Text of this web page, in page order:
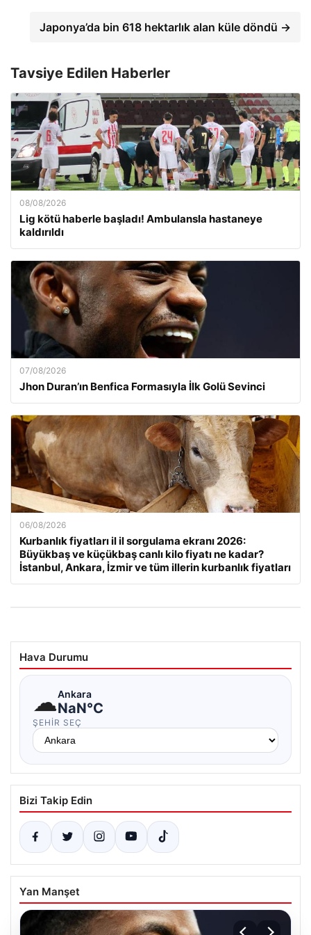
Japonya’da bin 618 hektarlık alan küle döndü →
Tavsiye Edilen Haberler
08/08/2026
Lig kötü haberle başladı! Ambulansla hastaneye
kaldırıldı
07/08/2026
Jhon Duran’ın Benfica Formasıyla İlk Golü Sevinci
06/08/2026
Kurbanlık fiyatları il il sorgulama ekranı 2026:
Büyükbaş ve küçükbaş canlı kilo fiyatı ne kadar?
İstanbul, Ankara, İzmir ve tüm illerin kurbanlık fiyatları
Hava Durumu
☁Ankara
NaN°C
ŞEHIR SEÇ
Bizi Takip Edin
Yan Manşet